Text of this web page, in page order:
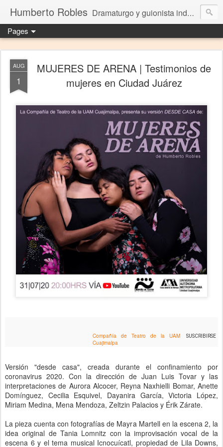
Humberto Robles Dramaturgo y guionista independiente
Pages
AUG
1
MUJERES DE ARENA | Testimonios de
mujeres en Ciudad Juárez
Compañía de Teatro de la UAM
Cuajimalpa
SUSCRIBIRSE
Versión "desde casa", creada durante el confinamiento por
coronavirus 2020. Con la dirección de Juan Luis Tovar y las
interpretaciones de Aurora Alcocer, Reyna Naxhielli Bomar, Anette
Domínguez, Cecilia Esquivel, Dayanira García, Victoria López,
Miriam Medina, Mena Mendoza, Zeltzin Palacios y Érik Zárate.
La pieza cuenta con fotografías de Mayra Martell en la escena 2, la
idea original de Tania Lomnitz con la improvisación vocal de la
escena 6 y el tema musical Icnocuícatl, propiedad de Lila Downs,